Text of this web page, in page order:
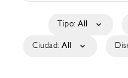
Tipo: All
Ciudad: All